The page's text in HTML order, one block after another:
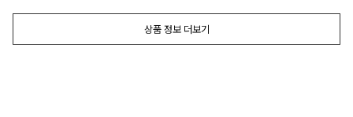
상품 정보 더보기